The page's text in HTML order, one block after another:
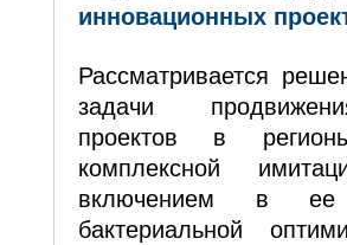
инновационных
Рассматривается
задачи
проектов в
комплексной
включением в ее
бактериальной